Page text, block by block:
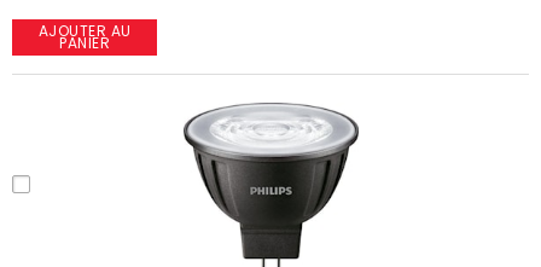
AJOUTER AU
PANIER